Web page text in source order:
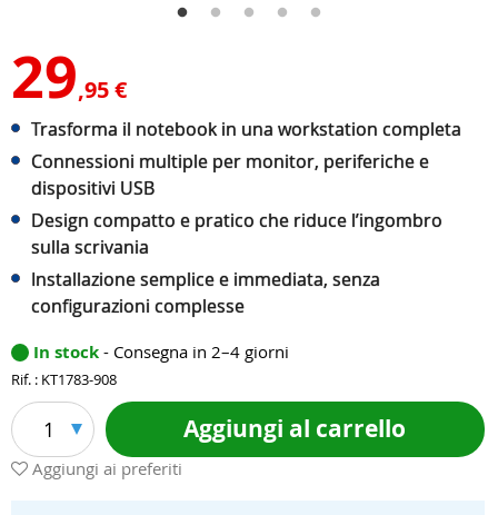
29,95 €
Trasforma il notebook in una workstation completa
Connessioni multiple per monitor, periferiche e
dispositivi USB
Design compatto e pratico che riduce l’ingombro
sulla scrivania
Installazione semplice e immediata, senza
configurazioni complesse
In stock - Consegna in 2–4 giorni
Rif. : KT1783-908
1 Aggiungi al carrello
Aggiungi ai preferiti